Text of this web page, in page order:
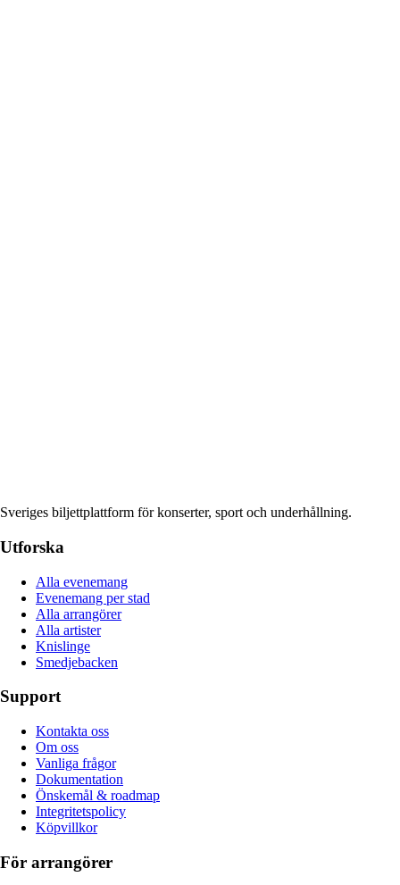
Sveriges biljettplattform för konserter, sport och underhållning.
Utforska
Alla evenemang
Evenemang per stad
Alla arrangörer
Alla artister
Knislinge
Smedjebacken
Support
Kontakta oss
Om oss
Vanliga frågor
Dokumentation
Önskemål & roadmap
Integritetspolicy
Köpvillkor
För arrangörer